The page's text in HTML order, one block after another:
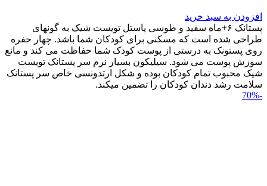
افزودن به سبد خرید
پستانک ۶+ماه سفید و طوسی پاستل تویست شیک به گونه‎ای
طراحی شده است که مسکنی برای کودکان شما باشد. چهار حفره
روی پستونک به درستی از پوست کودک شما حفاظت می کند و مانع
سوزش پوست می شود. سیلیکون بسیار نرم سر پستانک تویست
شیک محبوب تمام کودکان بوده و شکل ارتدونسی خاص سر پستانک
سلامت رشد دندان کودکان را تضمین می‎کند.
-70%